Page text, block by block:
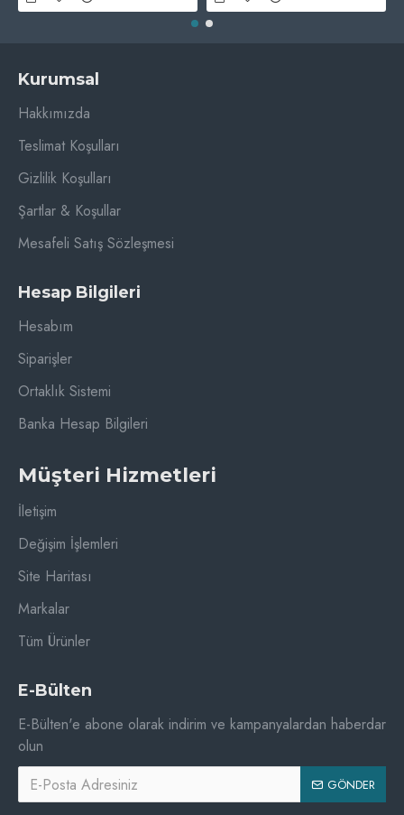
Kurumsal
Hakkımızda
Teslimat Koşulları
Gizlilik Koşulları
Şartlar & Koşullar
Mesafeli Satış Sözleşmesi
Hesap Bilgileri
Hesabım
Siparişler
Ortaklık Sistemi
Banka Hesap Bilgileri
Müşteri Hizmetleri
İletişim
Değişim İşlemleri
Site Haritası
Markalar
Tüm Ürünler
E-Bülten
E-Bülten'e abone olarak indirim ve kampanyalardan haberdar
olun
GÖNDER